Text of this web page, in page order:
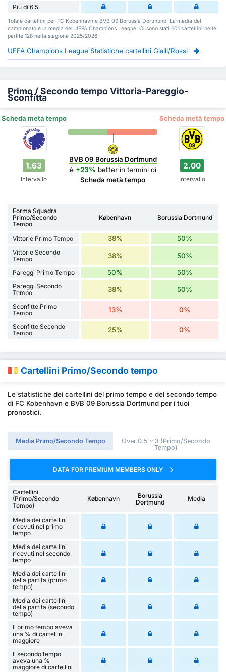
Più di 6.5
Totale cartellini per FC Kobenhavn e BVB 09 Borussia Dortmund. La media del
campionato è la media del UEFA Champions League. Ci sono stati 601 cartellini nelle
partite 128 nella stagione 2025/2026.
UEFA Champions League Statistiche cartellini Gialli/Rossi
Primo / Secondo tempo Vittoria-Pareggio-
Sconfitta
Scheda metà tempo Scheda metà tempo
1.63
Intervallo
BVB 09 Borussia Dortmund
è +23% betterin termini di
Scheda metà tempo
2.00
Intervallo
Forma Squadra
Primo/Secondo
Tempo
København Borussia Dortmund
Vittorie Primo Tempo 38% 50%
Vittorie Secondo
Tempo
38% 50%
Pareggi Primo Tempo 50% 50%
Pareggi Secondo
Tempo
38% 50%
Sconfitte Primo
Tempo
13% 0%
Sconfitte Secondo
Tempo
25% 0%
Cartellini Primo/Secondo tempo
Le statistiche dei cartellini del primo tempo e del secondo tempo
di FC Kobenhavn e BVB 09 Borussia Dortmund per i tuoi
pronostici.
Media Primo/Secondo Tempo
Over 0.5 ~ 3 (Primo/Secondo
Tempo)
DATA FOR PREMIUM MEMBERS ONLY
Cartellini
(Primo/Secondo
Tempo)
København
Borussia
Dortmund
Media
Media dei cartellini
ricevuti nel primo
tempo
Media dei cartellini
ricevuti nel secondo
tempo
Media dei cartellini
della partita (primo
tempo)
Media dei cartellini
della partita (secondo
tempo)
Il primo tempo aveva
una % di cartellini
maggiore
Il secondo tempo
aveva una %
maggiore di cartellini